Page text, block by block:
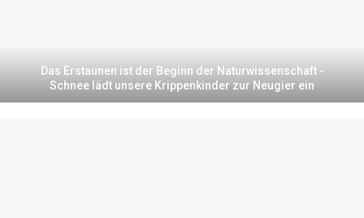
Das Erstaunen ist der Beginn der Naturwissenschaft -
Schnee lädt unsere Krippenkinder zur Neugier ein